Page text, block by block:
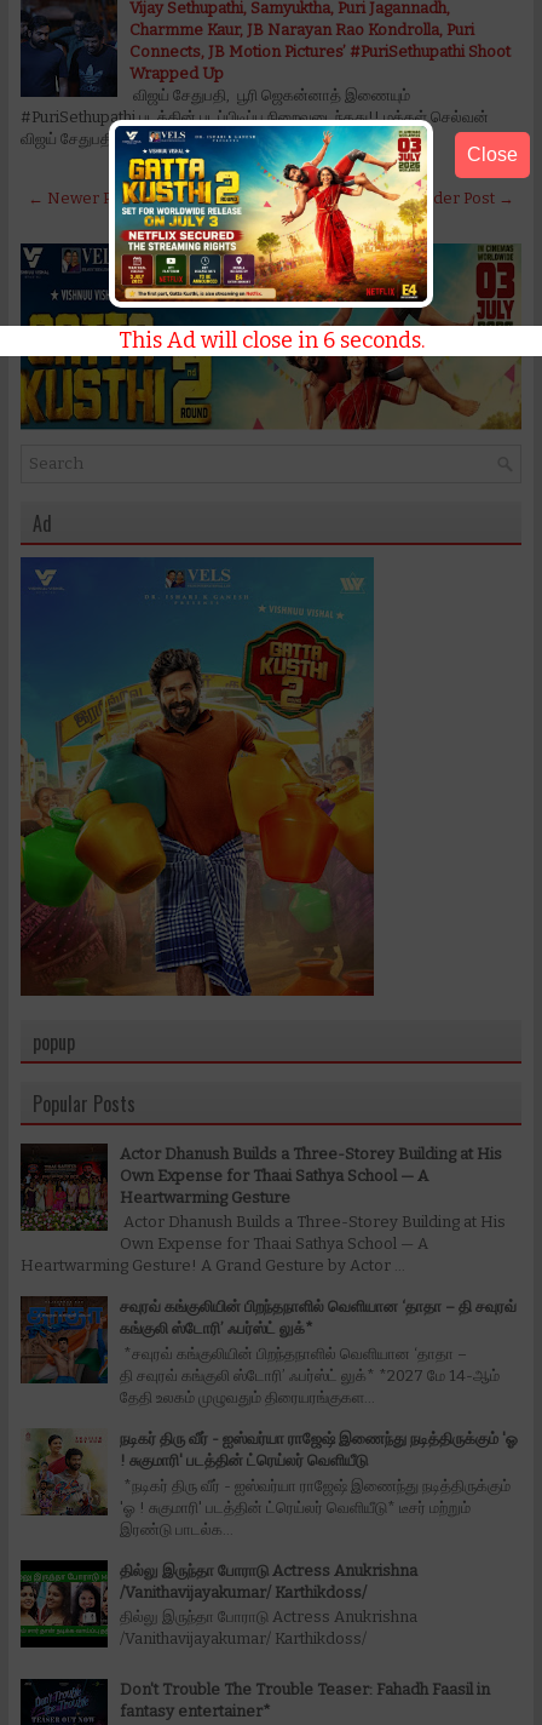
Vijay Sethupathi, Samyuktha, Puri Jagannadh,
Charmme Kaur, JB Narayan Rao Kondrolla, Puri
Connects, JB Motion Pictures’ #PuriSethupathi Shoot
Wrapped Up
விஜய் சேதுபதி, பூரி ஜெகன்னாத் இணையும்
#PuriSethupathi படத்தின் படப்பிடிப்பு நிறைவடைந்தது!! மக்கள் செல்வன்
விஜய் சேதுபதி, சம்யுக்தா, ப… Read More
← Newer Post Older Post →
Home
Ad
popup
Close
This Ad will close in 5seconds.
Popular Posts
Actor Dhanush Builds a Three-Storey Building at His
Own Expense for Thaai Sathya School — A
Heartwarming Gesture
Actor Dhanush Builds a Three-Storey Building at His
Own Expense for Thaai Sathya School — A
Heartwarming Gesture! A Grand Gesture by Actor ...
சவுரவ் கங்குலியின் பிறந்தநாளில் வெளியான ‘தாதா – தி சவுரவ்
கங்குலி ஸ்டோரி’ ஃபர்ஸ்ட் லுக்*
*சவுரவ் கங்குலியின் பிறந்தநாளில் வெளியான ‘தாதா –
தி சவுரவ் கங்குலி ஸ்டோரி’ ஃபர்ஸ்ட் லுக்* *2027 மே 14-ஆம்
தேதி உலகம் முழுவதும் திரையரங்குகள...
நடிகர் திரு வீர் - ஐஸ்வர்யா ராஜேஷ் இணைந்து நடித்திருக்கும் 'ஓ
! சுகுமாரி' படத்தின் ட்ரெய்லர் வெளியீடு
*நடிகர் திரு வீர் - ஐஸ்வர்யா ராஜேஷ் இணைந்து நடித்திருக்கும்
'ஓ ! சுகுமாரி' படத்தின் ட்ரெய்லர் வெளியீடு* டீசர் மற்றும்
இரண்டு பாடல்க...
தில்லு இருந்தா போராடு Actress Anukrishna
/Vanithavijayakumar/ Karthikdoss/
தில்லு இருந்தா போராடு Actress Anukrishna
/Vanithavijayakumar/ Karthikdoss/
Don't Trouble The Trouble Teaser: Fahadh Faasil in
fantasy entertainer*